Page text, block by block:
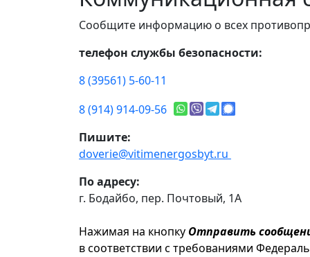
Сообщите информацию о всех
телефон службы безопасности:
8 (39561) 5-60-11
8 (914) 914-09-56
Пишите:
doverie@vitimenergosbyt.ru
По адресу:
г. Бодайбо, пер. Почтовый, 1А
Нажимая на кнопку Отправить
в соответствии с требованиями